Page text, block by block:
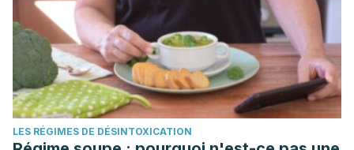
LES RÉGIMES DE DÉSINTOXICATION